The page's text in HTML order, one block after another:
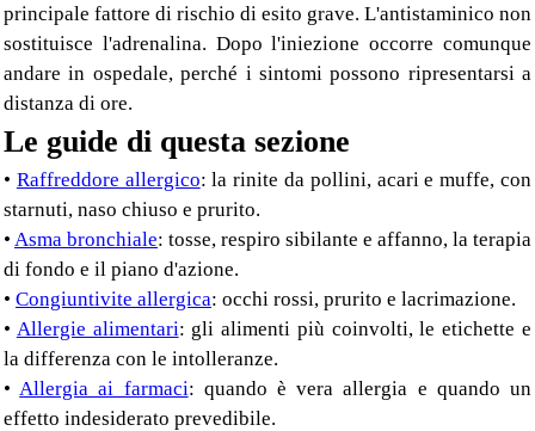
principale fattore di rischio di esito grave. L'antistaminico non
sostituisce l'adrenalina. Dopo l'iniezione occorre comunque
andare in ospedale, perché i sintomi possono ripresentarsi a
distanza di ore.
Le guide di questa sezione
• Raffreddore allergico: la rinite da pollini, acari e muffe, con
starnuti, naso chiuso e prurito.
• Asma bronchiale: tosse, respiro sibilante e affanno, la terapia
di fondo e il piano d'azione.
• Congiuntivite allergica: occhi rossi, prurito e lacrimazione.
• Allergie alimentari: gli alimenti più coinvolti, le etichette e
la differenza con le intolleranze.
• Allergia ai farmaci: quando è vera allergia e quando un
effetto indesiderato prevedibile.